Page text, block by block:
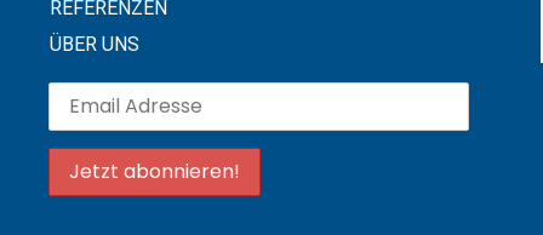
REFERENZEN
ÜBER UNS